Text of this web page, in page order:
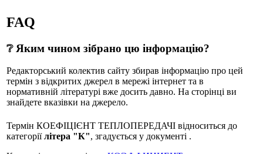
FAQ
❔ Яким чином зібрано цю інформацію?
Редакторський колектив сайту збирав інформацію про цей
термін з відкритих джерел в мережі інтернет та в
нормативній літературі вже досить давно. На сторінці ви
знайдете вказівки на джерело.
Термін КОЕФІЦІЄНТ ТЕПЛОПЕРЕДАЧІ відноситься до
категоріїлітера "К", згадується у документі .